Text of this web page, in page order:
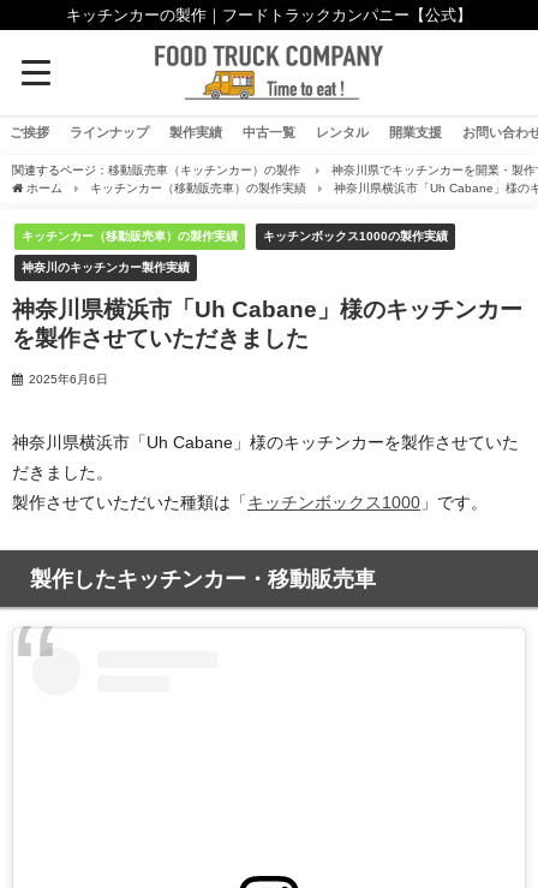
キッチンカーの製作｜フードトラックカンパニー【公式】
ご挨拶 ラインナップ 製作実績 中古一覧 レンタル 開業支援 お問い合わ
関連するページ： 移動販売車（キッチンカー）の製作
神奈川県でキッチンカーを開業・製
ホーム
キッチンカー（移動販売車）の製作実績 神奈川県横浜市「Uh Cabane」様の
キッチンカー（移動販売車）の製作実績 キッチンボックス1000の製作実績
神奈川のキッチンカー製作実績
神奈川県横浜市「Uh Cabane」様のキッチンカー
を製作させていただきました
2025年6月6日
神奈川県横浜市「Uh Cabane」様のキッチンカーを製作させていた
だきました。
製作させていただいた種類は「 キッチンボックス1000 」です。
製作したキッチンカー・移動販売車